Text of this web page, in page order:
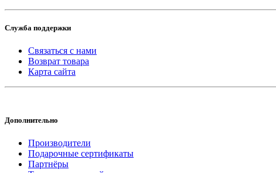
Служба поддержки
Связаться с нами
Возврат товара
Карта сайта
Дополнительно
Производители
Подарочные сертификаты
Партнёры